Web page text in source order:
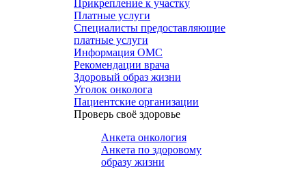
Прикрепление к участку
Платные услуги
Специалисты предоставляющие
платные услуги
Информация ОМС
Рекомендации врача
Здоровый образ жизни
Уголок онколога
Пациентские организации
Проверь своё здоровье
Анкета онкология
Анкета по здоровому
образу жизни